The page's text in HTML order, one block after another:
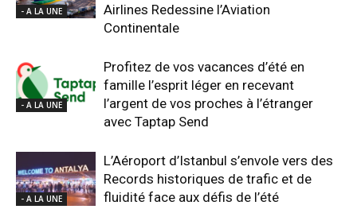
- A LA UNE
Airlines Redessine l’Aviation
Continentale
- A LA UNE
Profitez de vos vacances d’été en
famille l’esprit léger en recevant
l’argent de vos proches à l’étranger
avec Taptap Send
- A LA UNE
L’Aéroport d’Istanbul s’envole vers des
Records historiques de trafic et de
fluidité face aux défis de l’été